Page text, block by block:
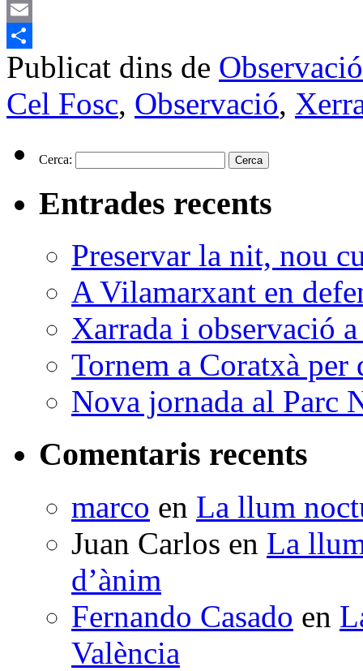
Mastodon
Email
Comparteix
Publicat dins de Observació
Cel Fosc, Observació,
Cerca:
Entrades recents
Preservar la nit, nou
A Vilamarxant en
Xarrada i observació
Tornem a Coratxà per
Nova jornada al Parc
Comentaris recents
marco en La llum
Juan Carlos en La
d’ànim
Fernando Casado en
València